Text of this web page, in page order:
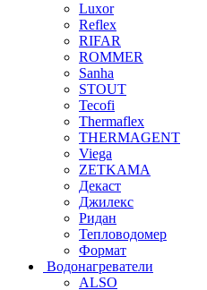
Luxor
Reflex
RIFAR
ROMMER
Sanha
STOUT
Tecofi
Thermaflex
THERMAGENT
Viega
ZETKAMA
Декаст
Джилекс
Ридан
Тепловодомер
Формат
Водонагреватели
ALSO